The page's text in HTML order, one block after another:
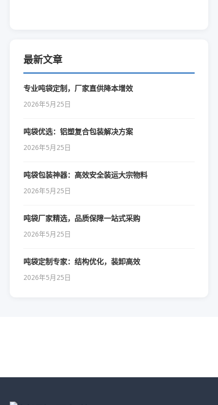
最新文章
专业吨袋定制，厂家直供降本增效
2026年5月25日
吨袋优选：铝塑复合包装解决方案
2026年5月25日
吨袋包装神器：高效安全装运大宗物料
2026年5月25日
吨袋厂家精选，品质保障一站式采购
2026年5月25日
吨袋定制专家：结构优化，装卸高效
2026年5月25日